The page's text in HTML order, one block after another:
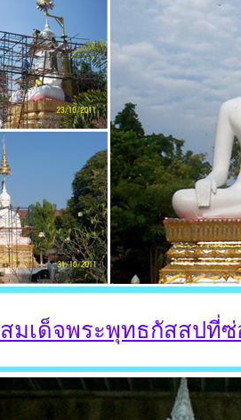
มเด็จพระพุทธกัสสปที่ซ่